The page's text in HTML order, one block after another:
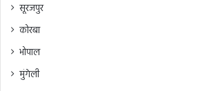
सूरजपुर
कोरबा
भोपाल
मुंगेली